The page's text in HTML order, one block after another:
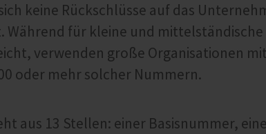
keine Rückschlüsse auf das
Während für kleine und
verwenden große Organisationen
oder mehr solcher Nummern.
aus 13 Stellen: einer Basisnummer,